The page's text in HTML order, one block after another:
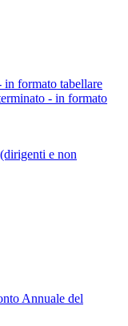
in formato tabellare
- in formato
e non
Annuale del